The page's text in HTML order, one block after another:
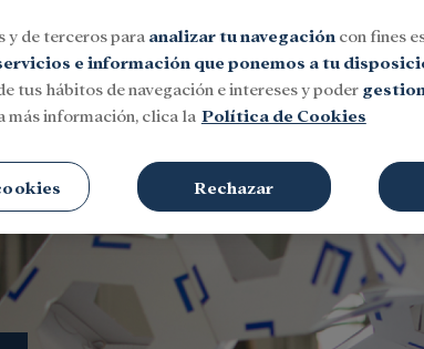
SocialInvestigación y becasCultura
y de terceros para analizar tu navegación con fines
e información que ponemos a tu
tus hábitos de navegación e intereses y poder
más información, clica la Política de Cookies
Rechazar